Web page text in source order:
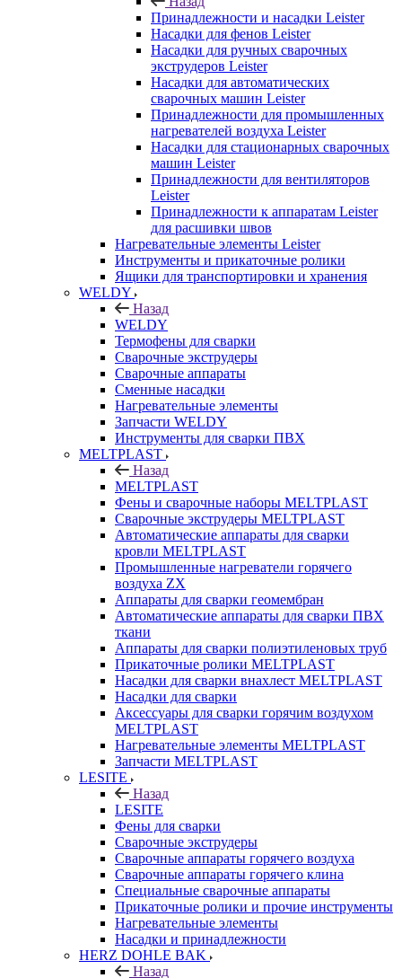
Принадлежности и насадки Leister
Насадки для фенов Leister
Насадки для ручных сварочных
экструдеров Leister
Насадки для автоматических
сварочных машин Leister
Принадлежности для промышленных
нагревателей воздуха Leister
Насадки для стационарных сварочных
машин Leister
Принадлежности для вентиляторов
Leister
Принадлежности к аппаратам Leister
для расшивки швов
Нагревательные элементы Leister
Инструменты и прикаточные ролики
Ящики для транспортировки и хранения
WELDY
Назад
WELDY
Термофены для сварки
Сварочные экструдеры
Сварочные аппараты
Сменные насадки
Нагревательные элементы
Запчасти WELDY
Инструменты для сварки ПВХ
MELTPLAST
Назад
MELTPLAST
Фены и сварочные наборы MELTPLAST
Сварочные экструдеры MELTPLAST
Автоматические аппараты для сварки
кровли MELTPLAST
Промышленные нагреватели горячего
воздуха ZX
Аппараты для сварки геомембран
Автоматические аппараты для сварки ПВХ
ткани
Аппараты для сварки полиэтиленовых труб
Прикаточные ролики MELTPLAST
Насадки для сварки внахлест MELTPLAST
Насадки для сварки
Аксессуары для сварки горячим воздухом
MELTPLAST
Нагревательные элементы MELTPLAST
Запчасти MELTPLAST
LESITE
Назад
LESITE
Фены для сварки
Сварочные экструдеры
Сварочные аппараты горячего воздуха
Сварочные аппараты горячего клина
Специальные сварочные аппараты
Прикаточные ролики и прочие инструменты
Нагревательные элементы
Насадки и принадлежности
HERZ DOHLE BAK
Назад